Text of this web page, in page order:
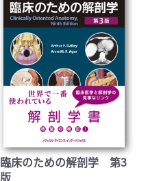
臨床のための解剖学 第3
版